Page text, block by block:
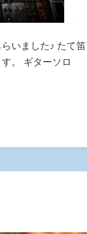
いました♪ たて笛
。 ギターソロ